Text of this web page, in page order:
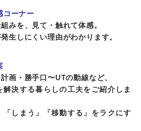
コーナー
みを、見て・触れて体感。
生しにくい理由がわかります。
画・勝手口〜UTの動線など、
決する暮らしの工夫をご紹介しま
「しまう」「移動する」をラクにす